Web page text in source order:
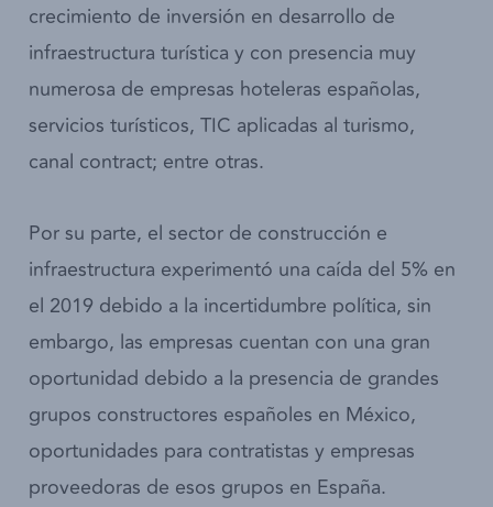
crecimiento de inversión en desarrollo de
infraestructura turística y con presencia muy
numerosa de empresas hoteleras españolas,
servicios turísticos, TIC aplicadas al turismo,
canal contract; entre otras.
Por su parte, el sector de construcción e
infraestructura experimentó una caída del 5% en
el 2019 debido a la incertidumbre política, sin
embargo, las empresas cuentan con una gran
oportunidad debido a la presencia de grandes
grupos constructores españoles en México,
oportunidades para contratistas y empresas
proveedoras de esos grupos en España.